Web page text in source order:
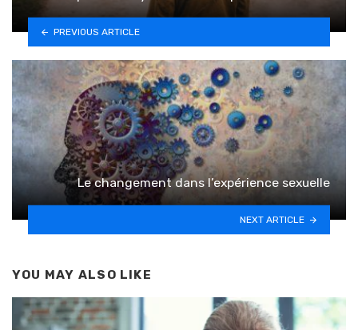
PREVIOUS ARTICLE
Le changement dans l’expérience sexuelle
NEXT ARTICLE
YOU MAY ALSO LIKE